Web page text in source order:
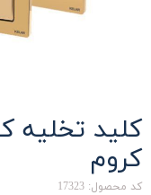
کلید تخلیه
کروم
کد محصول: 17323